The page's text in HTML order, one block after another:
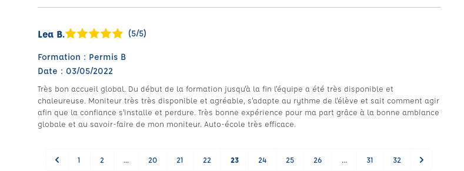
Lea B. (5/5)
Formation : Permis B
Date : 03/05/2022
Très bon accueil global. Du début de la formation jusqu'à la fin l'équipe a été très disponible et
chaleureuse. Moniteur très très disponible et agréable, s'adapte au rythme de l'élève et sait comment agir
afin que la confiance s'installe et perdure. Très bonne expérience pour ma part grâce à la bonne ambiance
globale et au savoir-faire de mon moniteur. Auto-école très efficace.
1 2 ... 20 21 22 23 24 25 26 ... 31 32